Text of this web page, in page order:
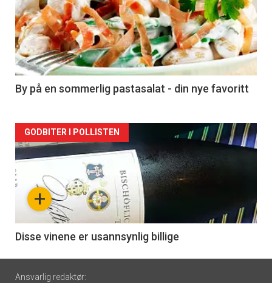
akkurat
nå
-
5
By på en sommerlig pastasalat - din nye favoritt
Forsiden
akkurat
nå
6
+
GODBITER I POLLISTEN
Disse vinene er usannsynlig billige
Footer
Ansvarlig redaktør: